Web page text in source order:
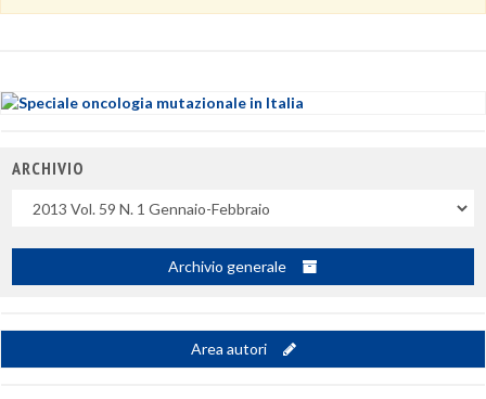
ARCHIVIO
Archivio generale
Area autori